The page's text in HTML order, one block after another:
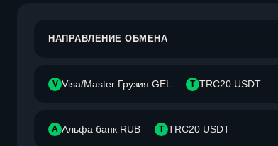
НАПРАВЛЕНИЕ ОБМЕНА
V Visa/Master Грузия GEL T TRC20 USDT
А Альфа банк RUB T TRC20 USDT